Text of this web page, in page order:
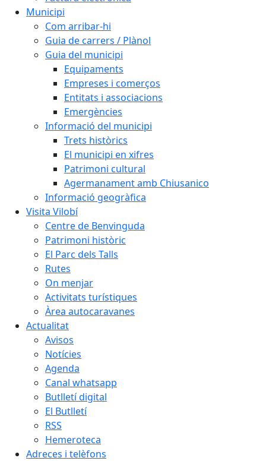
Municipi
Com arribar-hi
Guia de carrers / Plànol
Guia del municipi
Equipaments
Empreses i comerços
Entitats i associacions
Emergències
Informació del municipi
Trets històrics
El municipi en xifres
Patrimoni cultural
Agermanament amb Chiusanico
Informació geogràfica
Visita Vilobí
Centre de Benvinguda
Patrimoni històric
El Parc dels Talls
Rutes
On menjar
Activitats turístiques
Àrea autocaravanes
Actualitat
Avisos
Notícies
Agenda
Canal whatsapp
Butlletí digital
El Butlletí
RSS
Hemeroteca
Adreces i telèfons